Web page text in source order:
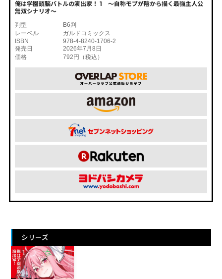
俺は学園頭脳バトルの演出家！ 1 ～自称モブが陰から描く最強主人公
無双シナリオ～
判型
B6判
レーベル
ガルドコミックス
ISBN
978-4-8240-1706-2
発売日
2026年7月8日
価格
792円（税込）
シリーズ